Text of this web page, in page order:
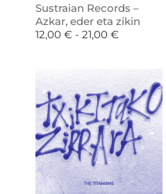
Sustraian Records –
Azkar, eder eta zikin
12,00 € - 21,00 €